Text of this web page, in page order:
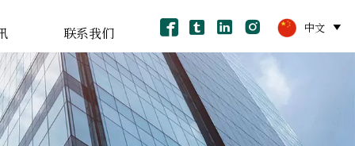
联系我们     中文 